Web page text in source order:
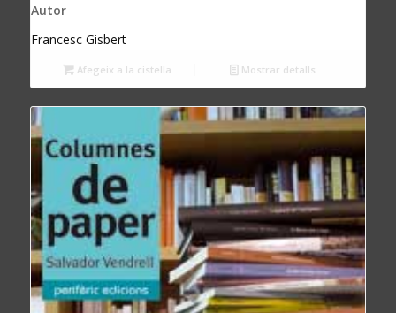
Autor
Francesc Gisbert
Afegeix a la cistella Mostrar detalls